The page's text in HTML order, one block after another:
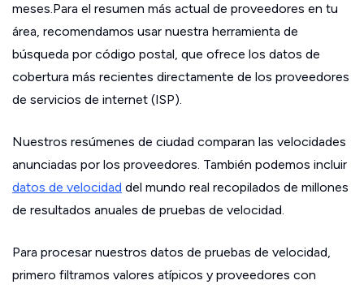
meses.Para el resumen más actual de proveedores en tu
área, recomendamos usar nuestra herramienta de
búsqueda por código postal, que ofrece los datos de
cobertura más recientes directamente de los proveedores
de servicios de internet (ISP).
Nuestros resúmenes de ciudad comparan las velocidades
anunciadas por los proveedores. También podemos incluir
datos de velocidad del mundo real recopilados de millones
de resultados anuales de pruebas de velocidad.
Para procesar nuestros datos de pruebas de velocidad,
primero filtramos valores atípicos y proveedores con